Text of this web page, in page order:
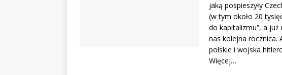
jaką pospieszyły
(w tym około 20
do kapitalizmu”, a już
nas kolejna rocznica.
polskie i wojska
Więcej…